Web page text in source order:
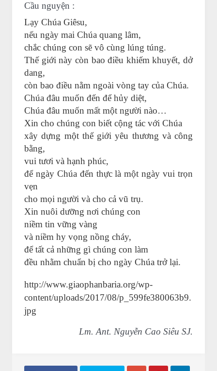
Cầu nguyện :
Lạy Chúa Giêsu,
nếu ngày mai Chúa quang lâm,
chắc chúng con sẽ vô cùng lúng túng.
Thế giới này còn bao điều khiếm khuyết, dở
dang,
còn bao điều nằm ngoài vòng tay của Chúa.
Chúa đâu muốn đến để hủy diệt,
Chúa đâu muốn mất một người nào…
Xin cho chúng con biết cộng tác với Chúa
xây dựng một thế giới yêu thương và công
bằng,
vui tươi và hạnh phúc,
để ngày Chúa đến thực là một ngày vui trọn
vẹn
cho mọi người và cho cả vũ trụ.
Xin nuôi dưỡng nơi chúng con
niềm tin vững vàng
và niềm hy vọng nồng cháy,
để tất cả những gì chúng con làm
đều nhằm chuẩn bị cho ngày Chúa trở lại.
http://www.giaophanbaria.org/wp-
content/uploads/2017/08/p_599fe380063b9.
jpg
Lm. Ant. Nguyễn Cao Siêu SJ.